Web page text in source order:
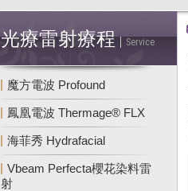
光療雷射療程 Service
魔方電波 Profound
鳳凰電波 Thermage® FLX
海菲秀 Hydrafacial
Vbeam Perfecta櫻花染料雷
射